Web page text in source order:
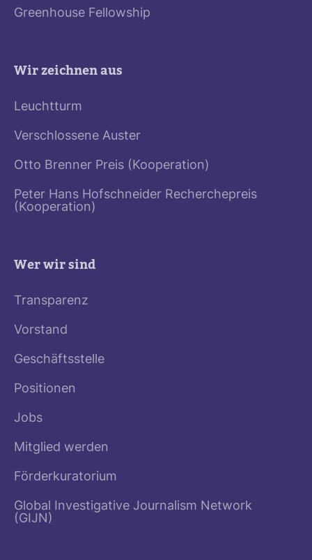
Greenhouse Fellowship
Wir zeichnen aus
Leuchtturm
Verschlossene Auster
Otto Brenner Preis (Kooperation)
Peter Hans Hofschneider Recherchepreis
(Kooperation)
Wer wir sind
Transparenz
Vorstand
Geschäftsstelle
Positionen
Jobs
Mitglied werden
Förderkuratorium
Global Investigative Journalism Network
(GIJN)